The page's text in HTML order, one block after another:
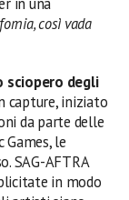
così vada
sciopero degli
capture, iniziato
da parte delle
le
SAG-AFTRA
in modo